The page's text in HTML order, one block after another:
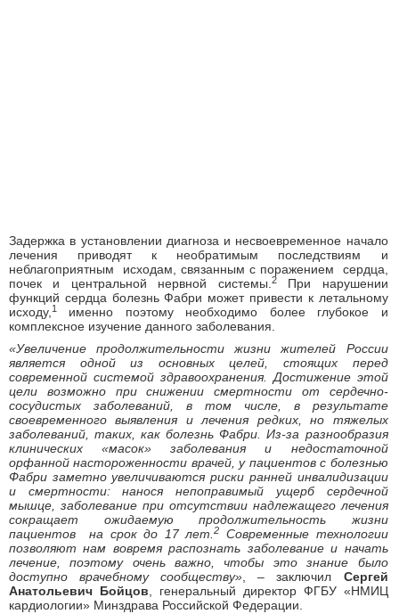
Задержка в установлении диагноза и несвоевременное начало
лечения приводят к необратимым последствиям и
неблагоприятным исходам, связанным с поражением сердца,
почек и центральной нервной системы. 2При нарушении
функций сердца болезнь Фабри может привести к летальному
исходу, 1
именно поэтому необходимо более глубокое и
комплексное изучение данного заболевания.
«Увеличение продолжительности жизни жителей России
является одной из основных целей, стоящих перед
современной системой здравоохранения. Достижение этой
цели возможно при снижении смертности от сердечно-
сосудистых заболеваний, в том числе, в результате
своевременного выявления и лечения редких, но тяжелых
заболеваний, таких, как болезнь Фабри. Из-за разнообразия
клинических «масок» заболевания и недостаточной
орфанной настороженности врачей, у пациентов с болезнью
Фабри заметно увеличиваются риски ранней инвалидизации
и смертности: нанося непоправимый ущерб сердечной
мышце, заболевание при отсутствии надлежащего лечения
сокращает ожидаемую продолжительность жизни
пациентов на срок до 17 лет.2
Современные технологии
позволяют нам вовремя распознать заболевание и начать
лечение, поэтому очень важно, чтобы это знание было
доступно врачебному сообществу» , – заключил Сергей
Анатольевич Бойцов , генеральный директор ФГБУ «НМИЦ
кардиологии» Минздрава Российской Федерации.